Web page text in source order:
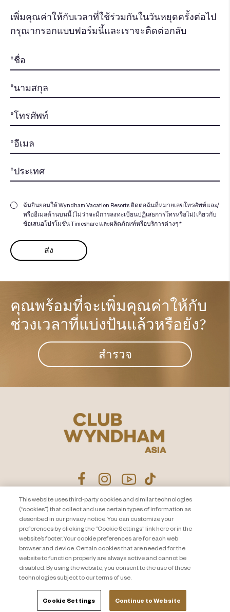
เพิ่มคุณค่าให้กับเวลาที่ใช้ร่วมกันในวันหยุดครั้งต่อไป
กรุณากรอกแบบฟอร์มนี้และเราจะติดต่อกลับ
ฉันยินยอมให้ Wyndham Vacation Resorts ติดต่อฉันที่หมายเลขโทรศัพท์และ/
หรืออีเมลด้านบนนี้ (ไม่ว่าจะมีการลงทะเบียนปฏิเสธการโทรหรือไม่) เกี่ยวกับ
ข้อเสนอโปรโมชั่น Timeshare และผลิตภัณฑ์หรือบริการต่างๆ *
คุณพร้อมที่จะเพิ่มคุณค่าให้กับ
ช่วงเวลาที่แบ่งปันแล้วหรือยัง?​
สำรวจ
ประกาศนโยบายความเป็นส่วน
About Travel + Leisure Co
Cookie Settings
ติดต่อเรา
แผนผังเว็บไซต์
This website uses third-party cookies and similar technologies
(“cookies”) that collect and use certain types of information as
described in our privacy notice. You can customize your
preferences by clicking the “Cookie Settings” link here or in the
website’s footer. Your cookie preferences are for each web
browser and device. Certain cookies that are needed for the
website to function properly are always active and cannot be
disabled. By using the website, you consent to the use of these
technologies subject to our terms of use.
Cookie Settings Continue to Website